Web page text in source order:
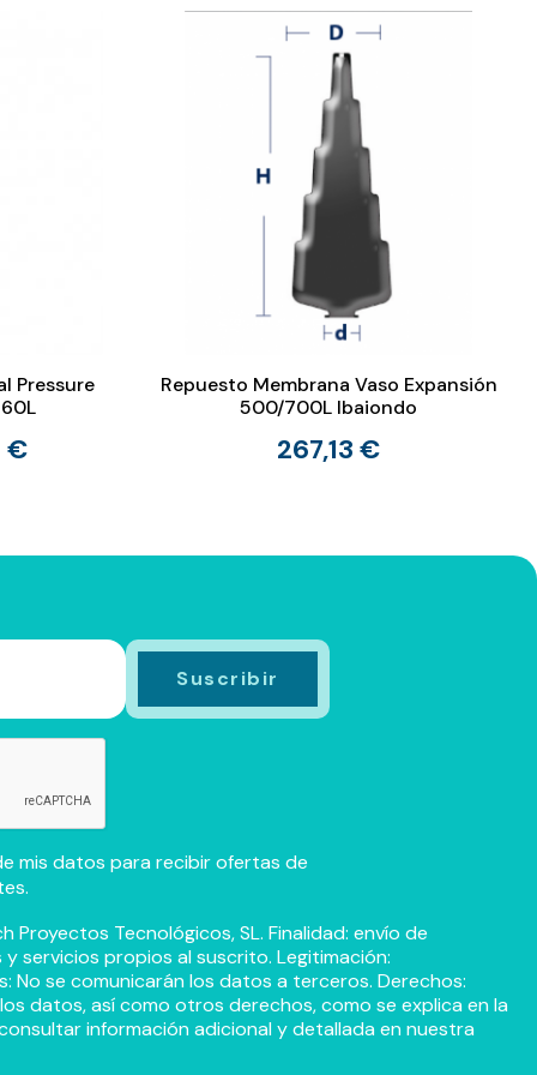
Pressure
€
Repuesto Membrana Vaso Expansión
500/700L Ibaiondo
267,13 €
mis datos para recibir ofertas de
Proyectos Tecnológicos, SL. Finalidad: envío de
servicios propios al suscrito. Legitimación:
No se comunicarán los datos a terceros. Derechos:
datos, así como otros derechos, como se explica en la
información adicional y detallada en nuestra